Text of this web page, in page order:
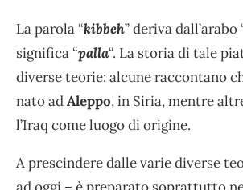
La parola “kibbeh” deriva dall’arabo
significa “palla“. La storia di tale
diverse teorie: alcune raccontano
nato adAleppo, in Siria, mentre
l’Iraq come luogo di origine.
A prescindere dalle varie diverse